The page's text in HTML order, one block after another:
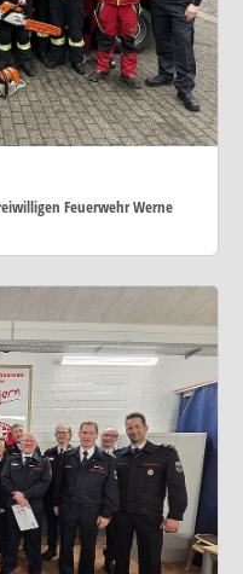
Feuerwehr Werne